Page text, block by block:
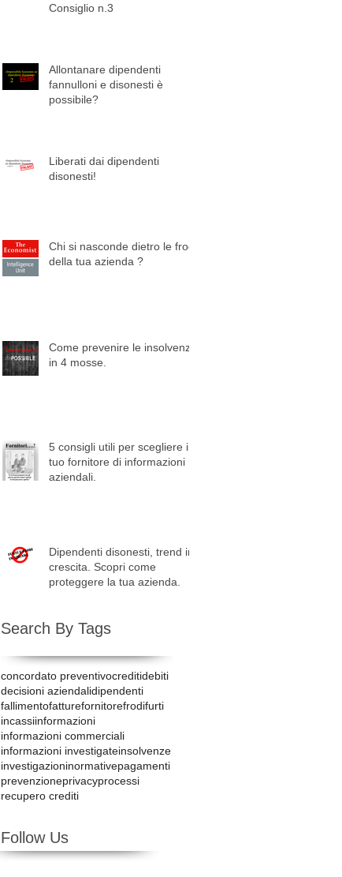
Consiglio n.3
Allontanare dipendenti
fannulloni e disonesti è
possibile?
Liberati dai dipendenti
disonesti!
Chi si nasconde dietro le frodi
della tua azienda ?
Come prevenire le insolvenze
in 4 mosse.
5 consigli utili per scegliere il
tuo fornitore di informazioni
aziendali.
Dipendenti disonesti, trend in
crescita. Scopri come
proteggere la tua azienda.
Search By Tags
concordato preventivocreditidebiti
decisioni aziendalidipendenti
fallimentofatturefornitorefrodifurti
incassiinformazioni
informazioni commerciali
informazioni investigateinsolvenze
investigazioninormativepagamenti
prevenzioneprivacyprocessi
recupero crediti
Follow Us